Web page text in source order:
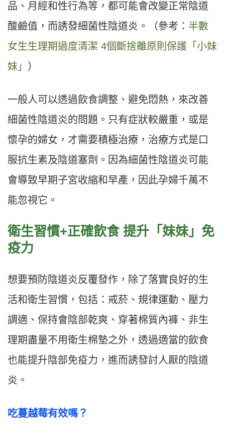
品、月經和性行為等，都可能會改變正常陰道
酸鹼值，而誘發細菌性陰道炎。（參考： 半數
女生生理期過度清潔 4個斷捨離原則保護「小妹
妹」 ）
一般人可以透過飲食調整、避免悶熱，來改善
細菌性陰道炎的問題。只有症狀較嚴重，或是
懷孕的婦女，才需要積極治療，治療方式是口
服抗生素及陰道塞劑。因為細菌性陰道炎可能
會導致早期子宮收縮和早產，因此孕婦千萬不
能忽視它。
衛生習慣+正確飲食 提升「妹妹」免
疫力
想要預防陰道炎反覆發作，除了落實良好的生
活和衛生習慣，包括：戒菸、規律運動、壓力
調適、保持會陰部乾爽、穿著棉質內褲、非生
理期盡量不用衛生棉墊之外，透過適當的飲食
也能提升陰部免疫力，進而誘發討人厭的陰道
炎。
吃蔓越莓有效嗎？